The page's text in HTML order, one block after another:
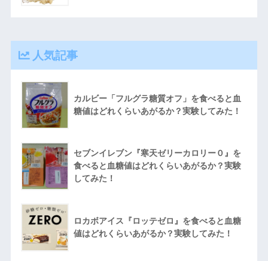
人気記事
カルビー「フルグラ糖質オフ」を食べると血
糖値はどれくらいあがるか？実験してみた！
セブンイレブン『寒天ゼリーカロリー０』を
食べると血糖値はどれくらいあがるか？実験
してみた！
ロカボアイス『ロッテゼロ』を食べると血糖
値はどれくらいあがるか？実験してみた！